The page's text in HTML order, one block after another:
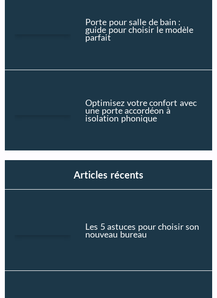
Porte pour salle de bain :
guide pour choisir le modèle
parfait
Optimisez votre confort avec
une porte accordéon à
isolation phonique
Articles récents
Les 5 astuces pour choisir son
nouveau bureau